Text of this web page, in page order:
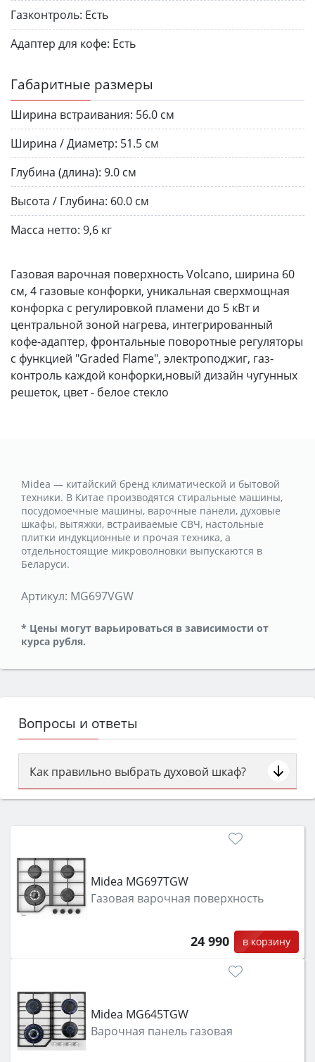
Газконтроль: Есть
Адаптер для кофе: Есть
Габаритные размеры
Ширина встраивания: 56.0 см
Ширина / Диаметр: 51.5 см
Глубина (длина): 9.0 см
Высота / Глубина: 60.0 см
Масса нетто: 9,6 кг
Газовая варочная поверхность Volcano, ширина 60
см, 4 газовые конфорки, уникальная сверхмощная
конфорка с регулировкой пламени до 5 кВт и
центральной зоной нагрева, интегрированный
кофе-адаптер, фронтальные поворотные регуляторы
с функцией "Graded Flame", электроподжиг, газ-
контроль каждой конфорки,новый дизайн чугунных
решеток, цвет - белое стекло
Midea — китайский бренд климатической и бытовой
техники. В Китае производятся стиральные машины,
посудомоечные машины, варочные панели, духовые
шкафы, вытяжки, встраиваемые СВЧ, настольные
плитки индукционные и прочая техника, а
отдельностоящие микроволновки выпускаются в
Беларуси.
Артикул: MG697VGW
* Цены могут варьироваться в зависимости от
курса рубля.
Вопросы и ответы
Как правильно выбрать духовой шкаф?
Сначала определитесь с типом (газовый или
затем смотрите на объём 50–70 л для семьи,
функции (конвекция, гриль, самоочистка,
защита от детей).Midea MG697TGW
Газовая варочная поверхность
24 990 в корзину
Midea MG645TGW
Варочная панель газовая